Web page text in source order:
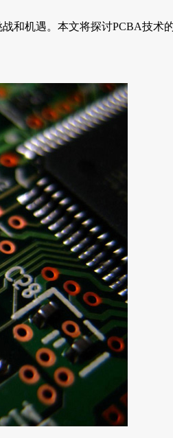
战和机遇。本文将探讨PCBA技术